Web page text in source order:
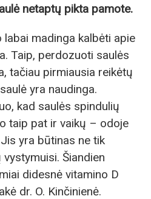
netaptų pikta pamote.
labai madinga kalbėti apie
Taip, perdozuoti saulės
tačiau pirmiausia reikėtų
yra naudinga.
kad saulės spindulių
taip pat ir vaikų – odoje
yra būtinas ne tik
Šiandien
didesnė vitamino D
dr. O. Kinčinienė.